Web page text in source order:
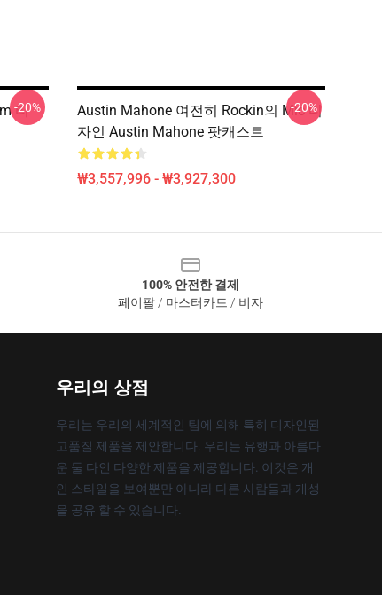
티
-20%
Austin Mahone 여전히 Rockin의 Mic 디
자인 Austin Mahone 팟캐스트
₩3,557,996 - ₩3,927,300
-20%
100% 안전한 결제
페이팔 / 마스터카드 / 비자
우리의 상점
우리는 우리의 세계적인 팀에 의해 특히 디자인된
고품질 제품을 제안합니다. 우리는 유행과 아름다
운 둘 다인 다양한 제품을 제공합니다. 이것은 개
인 스타일을 보여뿐만 아니라 다른 사람들과 개성
을 공유 할 수 있습니다.